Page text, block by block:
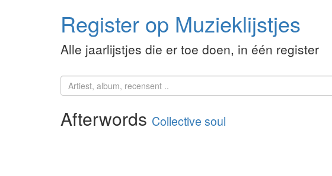
Register op Muzieklijstjes
Alle jaarlijstjes die er toe doen, in één register
Afterwords Collective soul